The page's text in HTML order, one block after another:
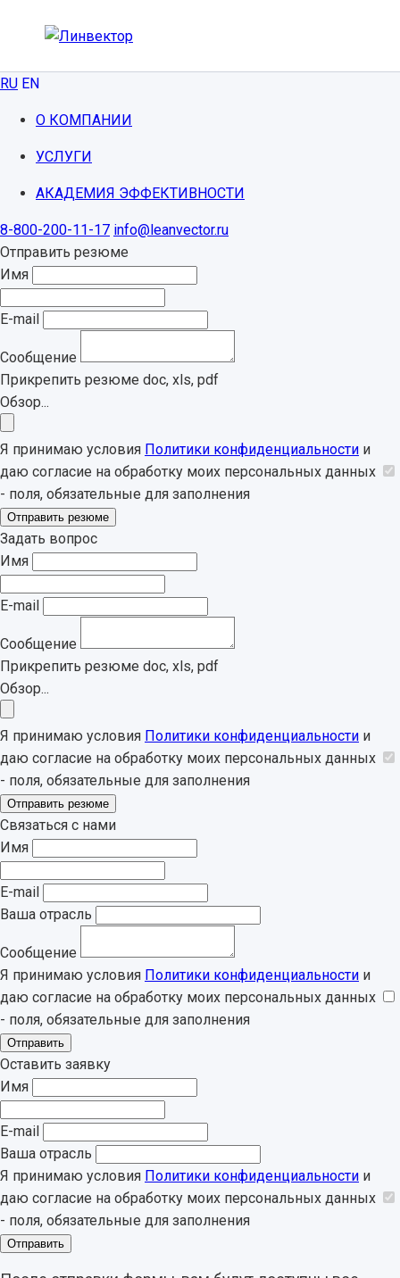
RU EN
О КОМПАНИИ
УСЛУГИ
АКАДЕМИЯ ЭФФЕКТИВНОСТИ
8-800-200-11-17 info@leanvector.ru
Отправить резюме
Имя
E-mail
Сообщение
Прикрепить резюме doc, xls, pdf
Обзор...
Я принимаю условия Политики конфиденциальности и
даю согласие на обработку моих персональных данных
- поля, обязательные для заполнения
Отправить резюме
Задать вопрос
Имя
E-mail
Сообщение
Прикрепить резюме doc, xls, pdf
Обзор...
Я принимаю условия Политики конфиденциальности и
даю согласие на обработку моих персональных данных
- поля, обязательные для заполнения
Отправить резюме
Связаться с нами
Имя
E-mail
Ваша отрасль
Сообщение
Я принимаю условия Политики конфиденциальности и
даю согласие на обработку моих персональных данных
- поля, обязательные для заполнения
Отправить
Оставить заявку
Имя
E-mail
Ваша отрасль
Я принимаю условия Политики конфиденциальности и
даю согласие на обработку моих персональных данных
- поля, обязательные для заполнения
Отправить